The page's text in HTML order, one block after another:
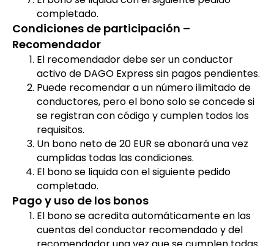
completado.
Condiciones de participación –
Recomendador
El recomendador debe ser un conductor
activo de DAGO Express sin pagos pendientes.
Puede recomendar a un número ilimitado de
conductores, pero el bono solo se concede si
se registran con código y cumplen todos los
requisitos.
Un bono neto de 20 EUR se abonará una vez
cumplidas todas las condiciones.
El bono se liquida con el siguiente pedido
completado.
Pago y uso de los bonos
El bono se acredita automáticamente en las
cuentas del conductor recomendado y del